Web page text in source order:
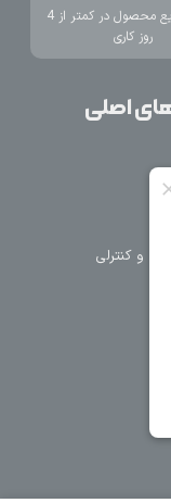
ارسال سریع محصول در کمتر از 4
روز کاری
اصلی
و کنترلی